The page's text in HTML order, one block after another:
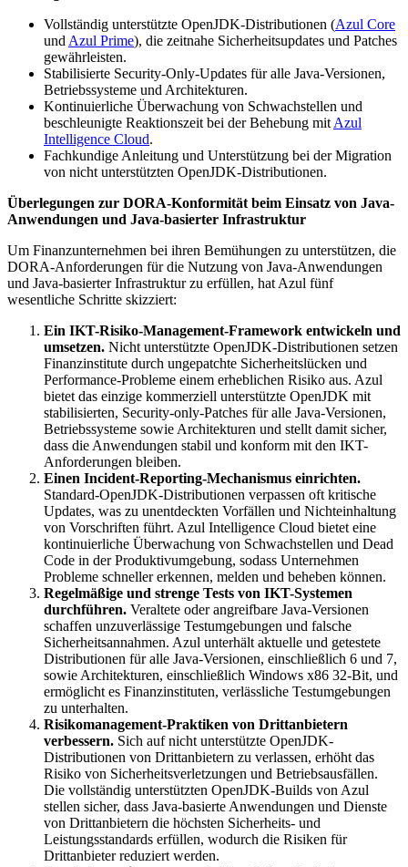
Vollständig unterstützte OpenJDK-Distributionen (Azul Core
und Azul Prime), die zeitnahe Sicherheitsupdates und Patches
gewährleisten.
Stabilisierte Security-Only-Updates für alle Java-Versionen,
Betriebssysteme und Architekturen.
Kontinuierliche Überwachung von Schwachstellen und
beschleunigte Reaktionszeit bei der Behebung mit Azul
Intelligence Cloud.
Fachkundige Anleitung und Unterstützung bei der Migration
von nicht unterstützten OpenJDK-Distributionen.
Überlegungen zur DORA-Konformität beim Einsatz von Java-
Anwendungen und Java-basierter Infrastruktur
Um Finanzunternehmen bei ihren Bemühungen zu unterstützen, die
DORA-Anforderungen für die Nutzung von Java-Anwendungen
und Java-basierter Infrastruktur zu erfüllen, hat Azul fünf
wesentliche Schritte skizziert:
Ein IKT-Risiko-Management-Framework entwickeln und
umsetzen. Nicht unterstützte OpenJDK-Distributionen setzen
Finanzinstitute durch ungepatchte Sicherheitslücken und
Performance-Probleme einem erheblichen Risiko aus. Azul
bietet das einzige kommerziell unterstützte OpenJDK mit
stabilisierten, Security-only-Patches für alle Java-Versionen,
Betriebssysteme sowie Architekturen und stellt damit sicher,
dass die Anwendungen stabil und konform mit den IKT-
Anforderungen bleiben.
Einen Incident-Reporting-Mechanismus einrichten.
Standard-OpenJDK-Distributionen verpassen oft kritische
Updates, was zu unentdeckten Vorfällen und Nichteinhaltung
von Vorschriften führt. Azul Intelligence Cloud bietet eine
kontinuierliche Überwachung von Schwachstellen und Dead
Code in der Produktivumgebung, sodass Unternehmen
Probleme schneller erkennen, melden und beheben können.
Regelmäßige und strenge Tests von IKT-Systemen
durchführen. Veraltete oder angreifbare Java-Versionen
schaffen unzuverlässige Testumgebungen und falsche
Sicherheitsannahmen. Azul unterhält aktuelle und getestete
Distributionen für alle Java-Versionen, einschließlich 6 und 7,
sowie Architekturen, einschließlich Windows x86 32-Bit, und
ermöglicht es Finanzinstituten, verlässliche Testumgebungen
zu unterhalten.
Risikomanagement-Praktiken von Drittanbietern
verbessern. Sich auf nicht unterstützte OpenJDK-
Distributionen von Drittanbietern zu verlassen, erhöht das
Risiko von Sicherheitsverletzungen und Betriebsausfällen.
Die vollständig unterstützten OpenJDK-Builds von Azul
stellen sicher, dass Java-basierte Anwendungen und Dienste
von Drittanbietern die höchsten Sicherheits- und
Leistungsstandards erfüllen, wodurch die Risiken für
Drittanbieter reduziert werden.